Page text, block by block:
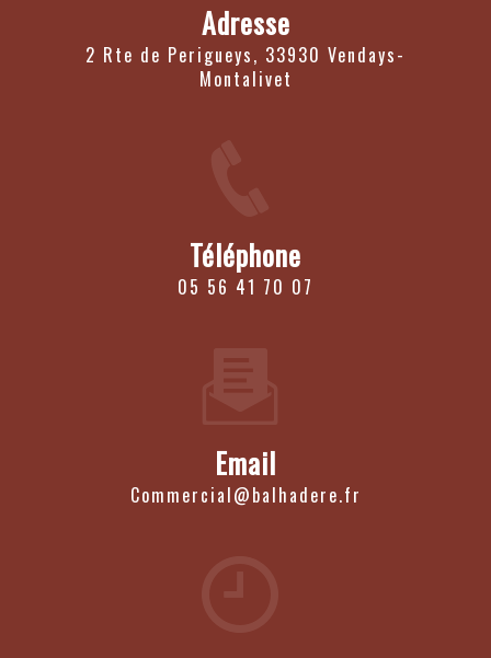
Adresse
2 Rte de Perigueys, 33930 Vendays-
Montalivet
Téléphone
05 56 41 70 07
Email
commercial@balhadere.fr